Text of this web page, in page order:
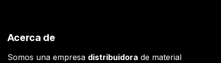
Acerca de
Somos una empresa distribuidora de material